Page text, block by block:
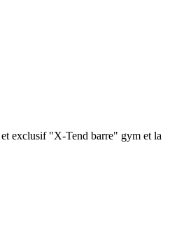
et exclusif "X-Tend barre" gym et la